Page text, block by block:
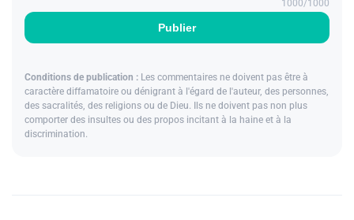
Publier
1000/1000
Conditions de publication : Les commentaires ne doivent pas être à
caractère diffamatoire ou dénigrant à l'égard de l'auteur, des personnes,
des sacralités, des religions ou de Dieu. Ils ne doivent pas non plus
comporter des insultes ou des propos incitant à la haine et à la
discrimination.